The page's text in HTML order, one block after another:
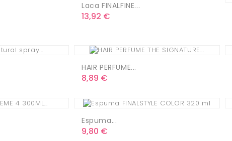
Laca FINALFINE...
Precio
13,92 €
HAIR PERFUME...
Precio
8,89 €
Espuma...
Precio
9,80 €